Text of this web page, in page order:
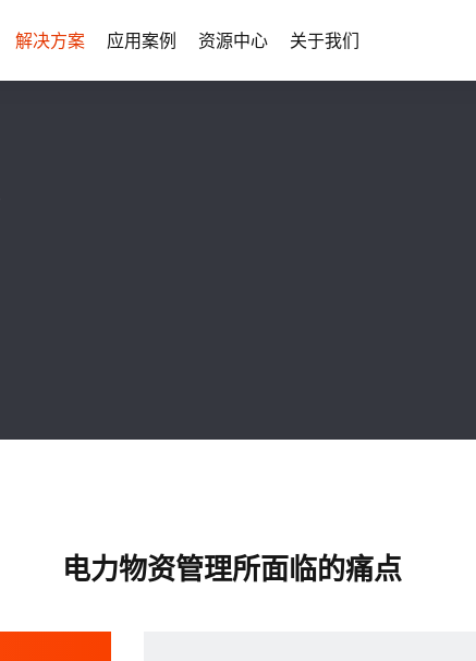
解决方案 应用案例 资源中心 关于我们
电力物资管理所面临的痛点